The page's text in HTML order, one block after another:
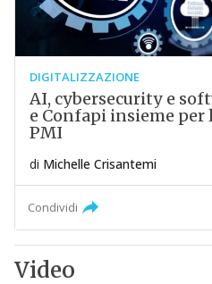
DIGITALIZZAZIONE
AI, cybersecurity e
e Confapi insieme
PMI
di Michelle Crisantemi
Condividi
Video